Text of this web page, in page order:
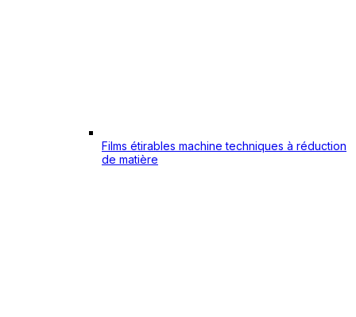
Films étirables machine techniques à réduction
de matière